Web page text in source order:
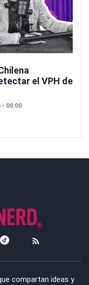
el VPH de
- 00:00
compartan ideas y